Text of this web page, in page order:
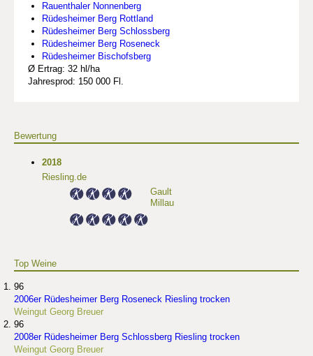
Rauenthaler Nonnenberg
Rüdesheimer Berg Rottland
Rüdesheimer Berg Schlossberg
Rüdesheimer Berg Roseneck
Rüdesheimer Bischofsberg
Ø Ertrag: 32 hl/ha
Jahresprod: 150 000 Fl.
Bewertung
2018
Riesling.de
Gault
Millau
Top Weine
96
2006er Rüdesheimer Berg Roseneck Riesling trocken
Weingut Georg Breuer
96
2008er Rüdesheimer Berg Schlossberg Riesling trocken
Weingut Georg Breuer